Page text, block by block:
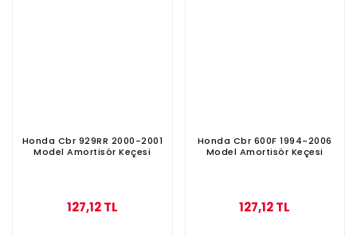
Honda Cbr 929RR 2000-2001
Model Amortisör Keçesi
127,12 TL
Honda Cbr 600F 1994-2006
Model Amortisör Keçesi
127,12 TL